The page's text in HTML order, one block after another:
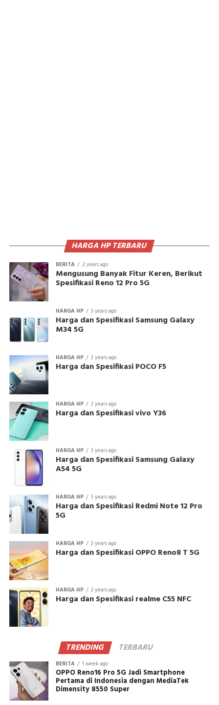
HARGA HP TERBARU
BERITA 2 years ago
Mengusung Banyak Fitur Keren, Berikut
Spesifikasi Reno 12 Pro 5G
HARGA HP 3 years ago
Harga dan Spesifikasi Samsung Galaxy
M34 5G
HARGA HP 3 years ago
Harga dan Spesifikasi POCO F5
HARGA HP 3 years ago
Harga dan Spesifikasi vivo Y36
HARGA HP 3 years ago
Harga dan Spesifikasi Samsung Galaxy
A54 5G
HARGA HP 3 years ago
Harga dan Spesifikasi Redmi Note 12 Pro
5G
HARGA HP 3 years ago
Harga dan Spesifikasi OPPO Reno8 T 5G
HARGA HP 3 years ago
Harga dan Spesifikasi realme C55 NFC
TRENDING TERBARU
BERITA 1 week ago
OPPO Reno16 Pro 5G Jadi Smartphone
Pertama di Indonesia dengan MediaTek
Dimensity 8550 Super